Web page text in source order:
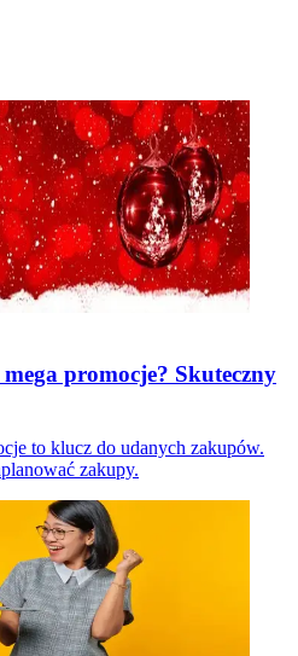
promocje? Skuteczny
to klucz do udanych zakupów.
zakupy.